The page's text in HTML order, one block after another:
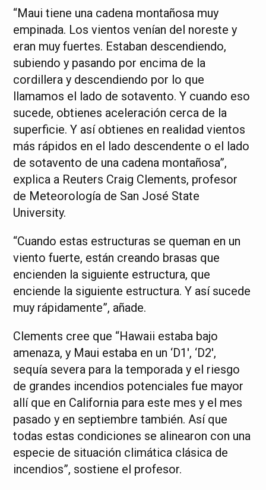
“Maui tiene una cadena montañosa muy
empinada. Los vientos venían del noreste y
eran muy fuertes. Estaban descendiendo,
subiendo y pasando por encima de la
cordillera y descendiendo por lo que
llamamos el lado de sotavento. Y cuando eso
sucede, obtienes aceleración cerca de la
superficie. Y así obtienes en realidad vientos
más rápidos en el lado descendente o el lado
de sotavento de una cadena montañosa”,
explica a Reuters Craig Clements, profesor
de Meteorología de San José State
University.
“Cuando estas estructuras se queman en un
viento fuerte, están creando brasas que
encienden la siguiente estructura, que
enciende la siguiente estructura. Y así sucede
muy rápidamente”, añade.
Clements cree que “Hawaii estaba bajo
amenaza, y Maui estaba en un ‘D1′, ‘D2′,
sequía severa para la temporada y el riesgo
de grandes incendios potenciales fue mayor
allí que en California para este mes y el mes
pasado y en septiembre también. Así que
todas estas condiciones se alinearon con una
especie de situación climática clásica de
incendios”, sostiene el profesor.